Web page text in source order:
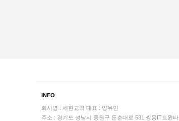
INFO
회사명 : 세현교역 대표 : 양유민
주소 : 경기도 성남시 중원구 둔춘대로 531 쌍용IT트윈타